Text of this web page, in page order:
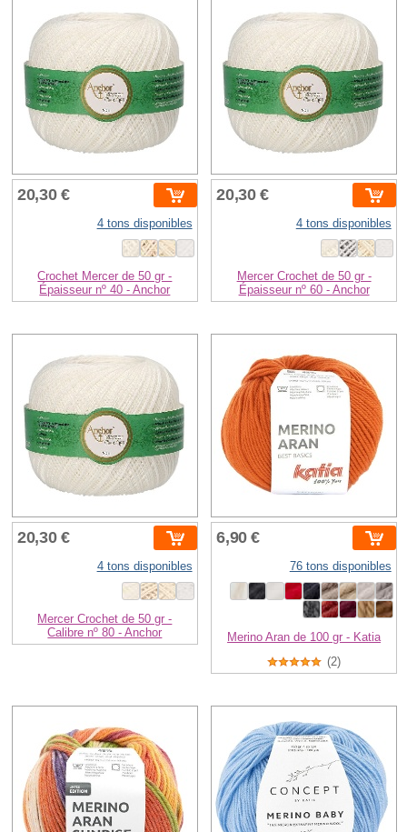
20,30 €
4 tons disponibles
Crochet Mercer de 50 gr -
Épaisseur nº 40 - Anchor
20,30 €
4 tons disponibles
Mercer Crochet de 50 gr -
Épaisseur nº 60 - Anchor
20,30 €
4 tons disponibles
Mercer Crochet de 50 gr -
Calibre nº 80 - Anchor
6,90 €
76 tons disponibles
Merino Aran de 100 gr - Katia
(2)